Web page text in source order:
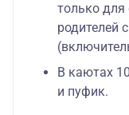
только для
родителей
В каютах
и пуфик.